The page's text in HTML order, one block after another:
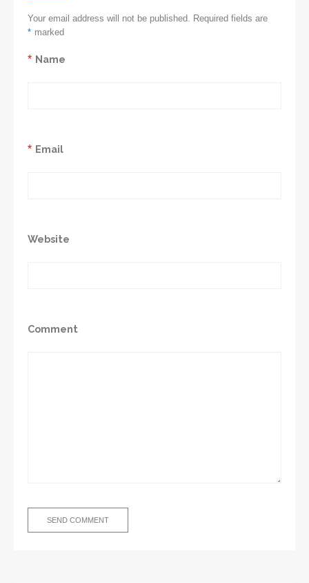
Your email address will not be published. Required fields are
marked
*
Name
*
Email
*
Website
Comment